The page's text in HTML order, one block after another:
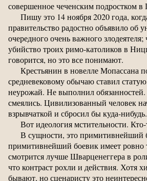
совершенное чеченским подростком
Пишу это 14 ноября 2020 года,
правительство радостно объявило об
очередного очень важного злодеятеля;
убийство троих римо-католиков в
говорится, но это все понимают.
Крестьянин в новелле Мопассана
средневековому обычаю ставил статую
неурожай. Не выполнил
смеялись. Цивилизованный человек
взрывчаткой и сбросил бы куда-
Вот идеология мстительности.
В сущности, это
примитивнейший боевик имеет
смотрится лучше Шварценеггера в
что контраст рохли и действия. Хотя
бывают, но сценаристу это